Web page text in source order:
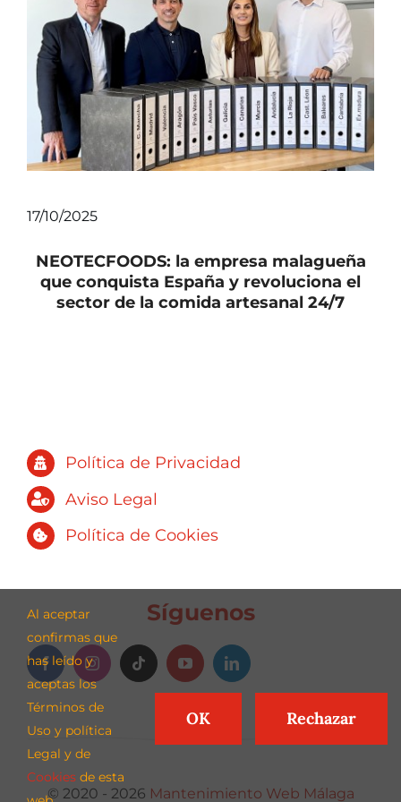
Noticias
Vídeos
Contacto
17/10/2025
NEOTECFOODS: la empresa malagueña
que conquista España y revoluciona el
sector de la comida artesanal 24/7
Política de Privacidad
Aviso Legal
Política de Cookies
Síguenos
© 2020 - 2026 Mantenimiento Web Málaga
Al aceptar
confirmas que
has leído y
aceptas los
Términos de
Uso y política
Legal y de
Cookies de esta
OK Rechazar